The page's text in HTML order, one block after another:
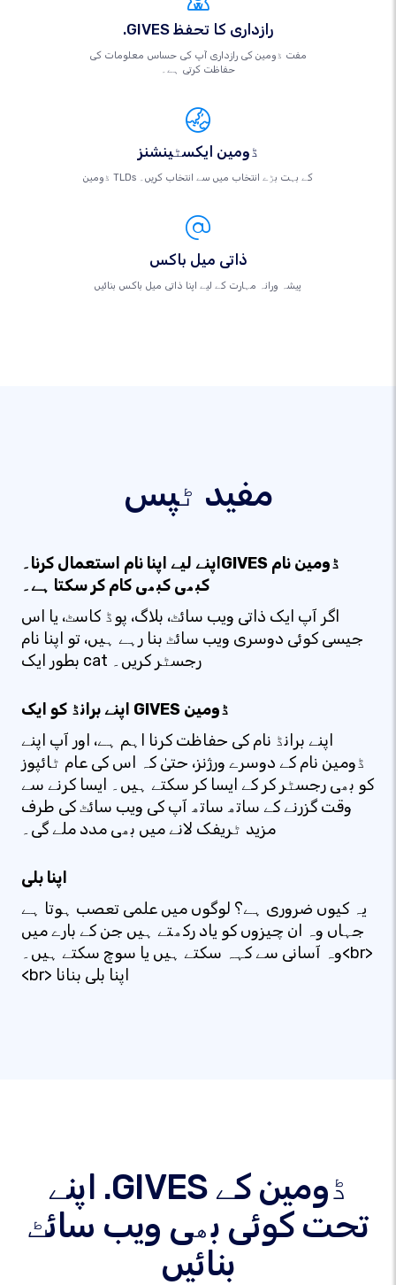
.GIVES رازداری کا تحفظ
مفت ڈومین کی رازداری آپ کی حساس معلومات کی
حفاظت کرتی ہے۔
ڈومین ایکسٹینشنز
ڈومین TLDs کے بہت بڑے انتخاب میں سے انتخاب کریں۔
ذاتی میل باکس
پیشہ ورانہ مہارت کے لیے اپنا ذاتی میل باکس بنائیں
مفید ٹپس
اپنے لیے اپنا نام استعمال کرنا۔GIVES ڈومین نام
کبھی کبھی کام کر سکتا ہے۔
اگر آپ ایک ذاتی ویب سائٹ، بلاگ، پوڈ کاسٹ، یا اس
جیسی کوئی دوسری ویب سائٹ بنا رہے ہیں، تو اپنا نام
بطور ایک cat رجسٹر کریں۔
اپنے برانڈ کو ایک GIVES ڈومین
اپنے برانڈ نام کی حفاظت کرنا اہم ہے، اور آپ اپنے
ڈومین نام کے دوسرے ورژنز، حتیٰ کہ اس کی عام ٹائپوز
کو بھی رجسٹر کر کے ایسا کر سکتے ہیں۔ ایسا کرنے سے
وقت گزرنے کے ساتھ ساتھ آپ کی ویب سائٹ کی طرف
مزید ٹریفک لانے میں بھی مدد ملے گی۔
اپنا بلی
یہ کیوں ضروری ہے؟ لوگوں میں علمی تعصب ہوتا ہے
جہاں وہ ان چیزوں کو یاد رکھتے ہیں جن کے بارے میں
وہ آسانی سے کہہ سکتے ہیں یا سوچ سکتے ہیں۔<br>
<br> اپنا بلی بنانا
اپنے .GIVES ڈومین کے
تحت کوئی بھی ویب سائٹ
بنائیں